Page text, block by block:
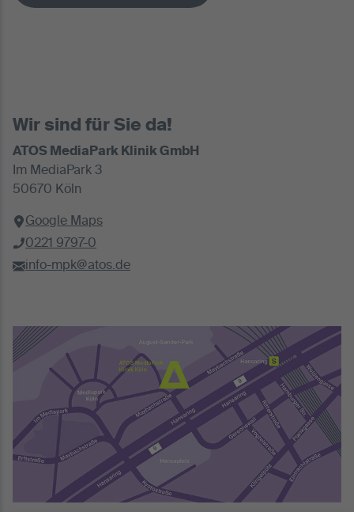
Wir sind für Sie da!
ATOS MediaPark Klinik GmbH
Im MediaPark 3
50670 Köln
Google Maps
0221 9797-0
info-mpk@atos.de